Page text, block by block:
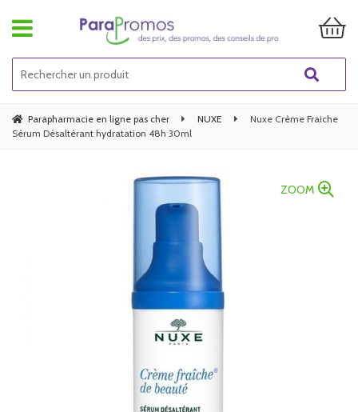
Parapharmacie en ligne pas cher NUXE
Nuxe Crème Fraiche
Sérum Désaltérant hydratation 48h 30ml
ZOOM